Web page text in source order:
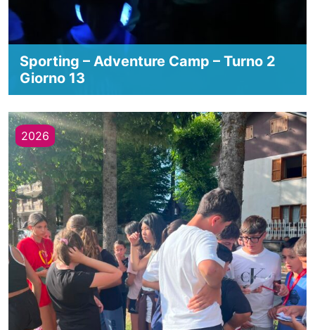
Sporting – Adventure Camp – Turno 2
Giorno 13
2026